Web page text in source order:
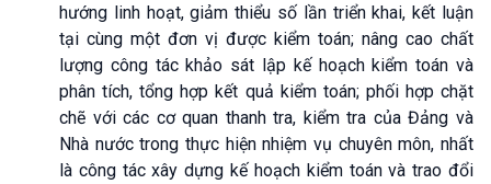
hướng linh hoạt, giảm thiểu số lần triển khai, kết luận
tại cùng một đơn vị được kiểm toán; nâng cao chất
lượng công tác khảo sát lập kế hoạch kiểm toán và
phân tích, tổng hợp kết quả kiểm toán; phối hợp chặt
chẽ với các cơ quan thanh tra, kiểm tra của Đảng và
Nhà nước trong thực hiện nhiệm vụ chuyên môn, nhất
là công tác xây dựng kế hoạch kiểm toán và trao đổi